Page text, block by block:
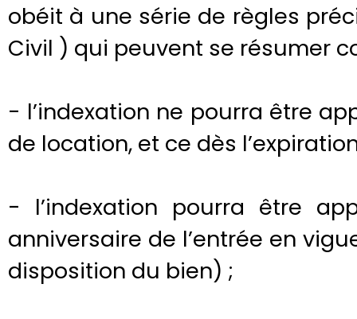
obéit à une série de règles
Civil ) qui peuvent se résumer
- l’indexation ne pourra être
de location, et ce dès
- l’indexation pourra être
anniversaire de l’entrée en
disposition du bien) ;